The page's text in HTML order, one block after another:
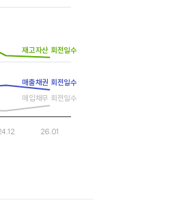
26.01
매출채권 회전일수
재고자산 회전일수
매입채무 회전일수